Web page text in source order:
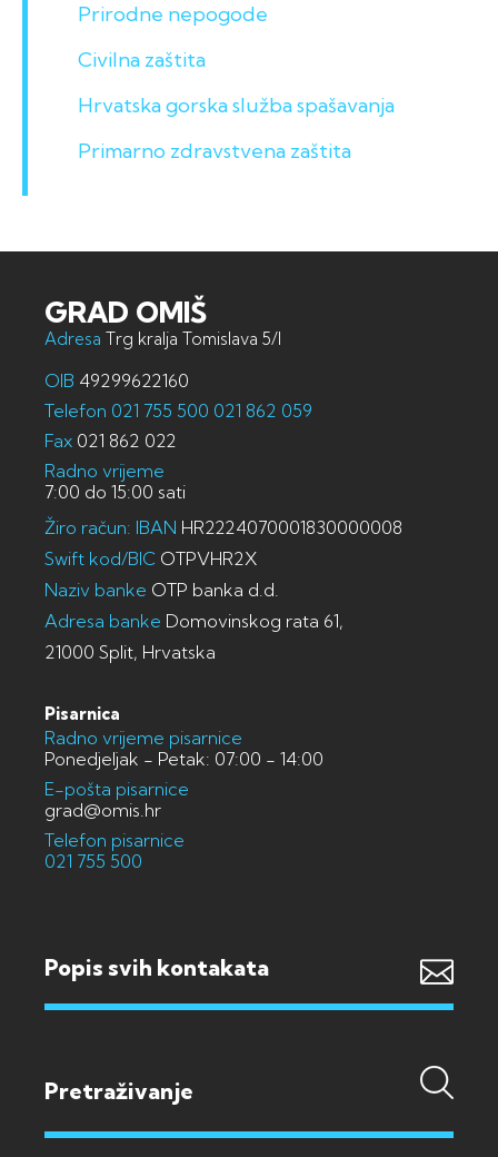
Prirodne nepogode
Civilna zaštita
Hrvatska gorska služba spašavanja
Primarno zdravstvena zaštita
GRAD OMIŠ
Adresa Trg kralja Tomislava 5/I
OIB 49299622160
Telefon 021 755 500 021 862 059
Fax 021 862 022
Radno vrijeme
7:00 do 15:00 sati
Žiro račun: IBAN HR2224070001830000008
Swift kod/BIC OTPVHR2X
Naziv banke OTP banka d.d.
Adresa banke Domovinskog rata 61,
21000 Split, Hrvatska
Pisarnica
Radno vrijeme pisarnice
Ponedjeljak - Petak: 07:00 - 14:00
E-pošta pisarnice
grad@omis.hr
Telefon pisarnice
021 755 500
Popis svih kontakata